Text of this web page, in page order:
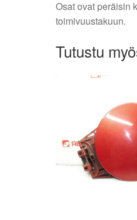
Osat ovat peräisin
toimivuustakuun.
Tutustu